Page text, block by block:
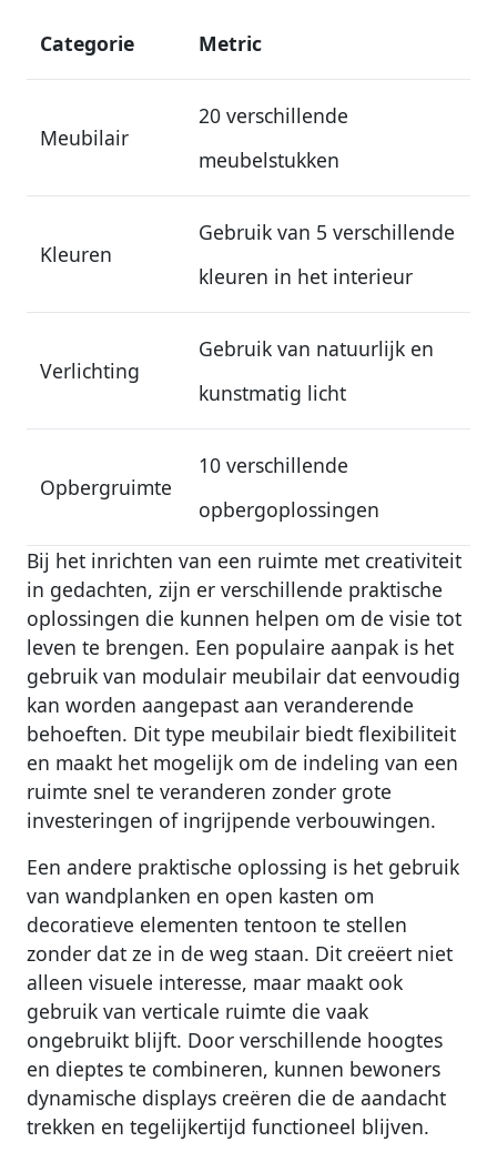
Categorie Metric
Meubilair
20 verschillende
meubelstukken
Kleuren
Gebruik van 5 verschillende
kleuren in het interieur
Verlichting
Gebruik van natuurlijk en
kunstmatig licht
Opbergruimte
10 verschillende
opbergoplossingen
Bij het inrichten van een ruimte met creativiteit
in gedachten, zijn er verschillende praktische
oplossingen die kunnen helpen om de visie tot
leven te brengen. Een populaire aanpak is het
gebruik van modulair meubilair dat eenvoudig
kan worden aangepast aan veranderende
behoeften. Dit type meubilair biedt flexibiliteit
en maakt het mogelijk om de indeling van een
ruimte snel te veranderen zonder grote
investeringen of ingrijpende verbouwingen.
Een andere praktische oplossing is het gebruik
van wandplanken en open kasten om
decoratieve elementen tentoon te stellen
zonder dat ze in de weg staan. Dit creëert niet
alleen visuele interesse, maar maakt ook
gebruik van verticale ruimte die vaak
ongebruikt blijft. Door verschillende hoogtes
en dieptes te combineren, kunnen bewoners
dynamische displays creëren die de aandacht
trekken en tegelijkertijd functioneel blijven.